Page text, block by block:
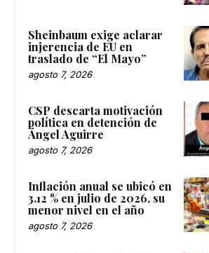
Sheinbaum exige aclarar
injerencia de EU en
traslado de “El Mayo”
agosto 7, 2026
CSP descarta motivación
política en detención de
Ángel Aguirre
agosto 7, 2026
Inflación anual se ubicó en
3.12 % en julio de 2026, su
menor nivel en el año
agosto 7, 2026